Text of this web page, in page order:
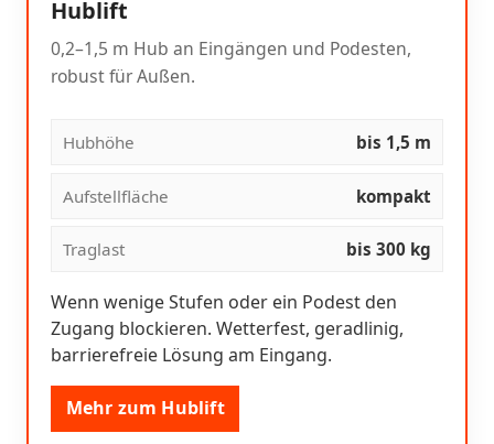
Hublift
0,2–1,5 m Hub an Eingängen und Podesten,
robust für Außen.
Hubhöhe bis 1,5 m
Aufstellfläche kompakt
Traglast bis 300 kg
Wenn wenige Stufen oder ein Podest den
Zugang blockieren. Wetterfest, geradlinig,
barrierefreie Lösung am Eingang.
Mehr zum Hublift